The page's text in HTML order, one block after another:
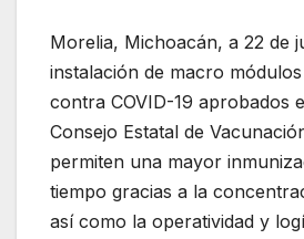
Morelia, Michoacán, a 22 de
instalación de macro
contra COVID-19 aprobados
Consejo Estatal de
permiten una mayor
tiempo gracias a la
así como la operatividad y